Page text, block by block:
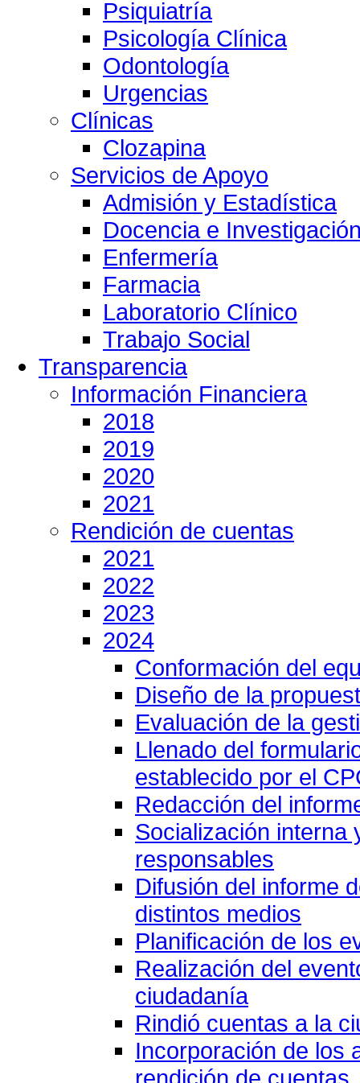
Psiquiatría
Psicología Clínica
Odontología
Urgencias
Clínicas
Clozapina
Servicios de Apoyo
Admisión y Estadística
Docencia e
Enfermería
Farmacia
Laboratorio Clínico
Trabajo Social
Transparencia
Información Financiera
2018
2019
2020
2021
Rendición de cuentas
2021
2022
2023
2024
Conformación del
Diseño de la
Evaluación de la
Llenado del
establecido por el
Redacción del
Socialización interna
responsables
Difusión del informe
distintos medios
Planificación de los
Realización del
ciudadanía
Rindió cuentas a la
Incorporación de los